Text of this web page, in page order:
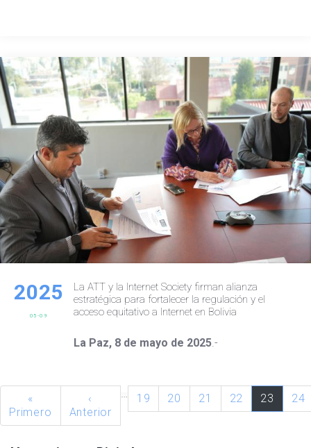
2025
05-09
La ATT y la Internet Society firman alianza
estratégica para fortalecer la regulación y el
acceso equitativo a Internet en Bolivia
La Paz, 8 de mayo de 2025.-
«
Primero
‹
Anterior
… 19 20 21 22 23 24